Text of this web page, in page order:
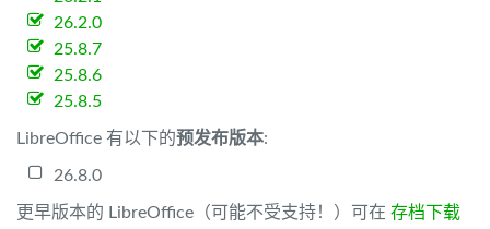
26.2.0
25.8.7
25.8.6
25.8.5
LibreOffice 有以下的预发布版本:
26.8.0
更早版本的 LibreOffice（可能不受支持！）可在 存档下载